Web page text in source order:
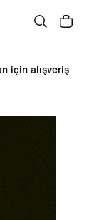
için alışveriş